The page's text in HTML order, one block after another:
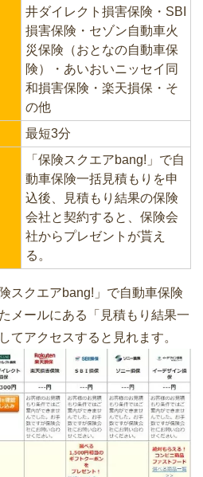
井ダイレクト損害保険・SBI
損害保険・セゾン自動車火
災保険（おとなの自動車保
険）・あいおいニッセイ同
和損害保険・楽天損保・そ
の他
最短3分
「保険スクエアbang!」で自
動車保険一括見積もりを申
込後、見積もり結果の保険
会社と契約すると、保険会
社からプレゼントが貰え
る。
スクエアbang!」で自動車保険
メールにある「見積もり結果一
てアクセスすると見れます。